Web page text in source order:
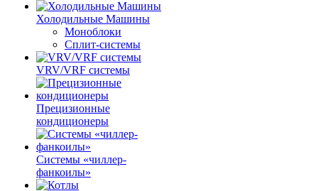
Холодильные Машины
Моноблоки
Сплит-системы
VRV/VRF системы
Прецизионные
кондиционеры
Системы «чиллер-
фанкоилы»